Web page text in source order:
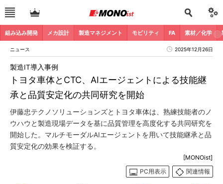
組み込み開発 メカ設計 製造マネジメント モビリティ FA 素材／化学
ニュース 2025年12月26日
トヨタ車体とCTC、AIエージェントによる技能継
承と品質安定化の共同研究を開始
製造IT導入事例
伊藤忠テクノソリューションズとトヨタ車体は、熟練技能者のノ
ウハウと製造現場データを基に品質管理を高度化する共同研究を
開始した。マルチモーダルAIエージェントを用いて技能継承と品
質安定化の効果を検証する。
[MONOist]
PC用表示
関連情報